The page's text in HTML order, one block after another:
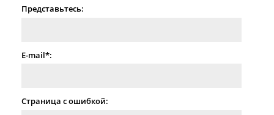
Представьтесь:
E-mail*:
Страница с ошибкой: